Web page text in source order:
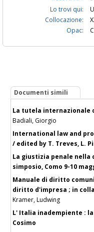
Lo trovi qui:
Collocazione:
Opac:
Documenti simili
La tutela internazionale
Badiali, Giorgio
International law and
/ edited by T. Treves, L.
La giustizia penale
simposio, Como 9-10
Manuale di diritto
diritto d'impresa ; in
Kramer, Ludwing
L' Italia inadempiente :
Cosimo